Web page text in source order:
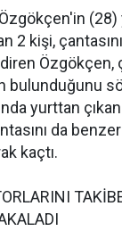
(28)
2 kişi,
Özgökçen,
bulunduğunu
yurttan
da
kaçtı.